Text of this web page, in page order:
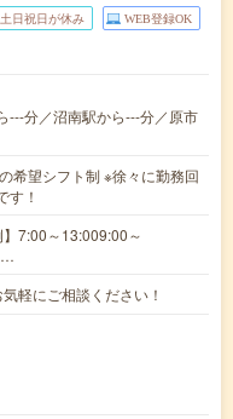
土日祝日が休み WEB登録OK
---分／沼南駅から---分／原市
希望シフト制 ※徐々に勤務回
す！
7:00～13:009:00～
軽にご相談ください！